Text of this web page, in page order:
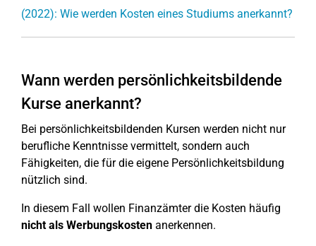
(2022): Wie werden Kosten eines Studiums anerkannt?
Wann werden persönlichkeitsbildende
Kurse anerkannt?
Bei persönlichkeitsbildenden Kursen werden nicht nur
berufliche Kenntnisse vermittelt, sondern auch
Fähigkeiten, die für die eigene Persönlichkeitsbildung
nützlich sind.
In diesem Fall wollen Finanzämter die Kosten häufig
nicht als Werbungskosten anerkennen.